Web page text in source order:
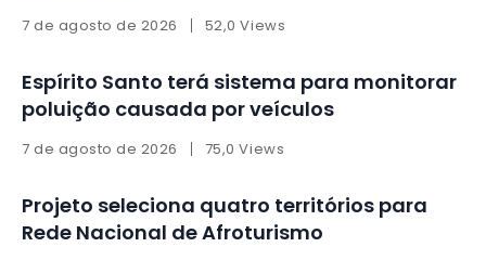
7 de agosto de 2026 52,0 Views
Espírito Santo terá sistema para monitorar
poluição causada por veículos
7 de agosto de 2026 75,0 Views
Projeto seleciona quatro territórios para
Rede Nacional de Afroturismo